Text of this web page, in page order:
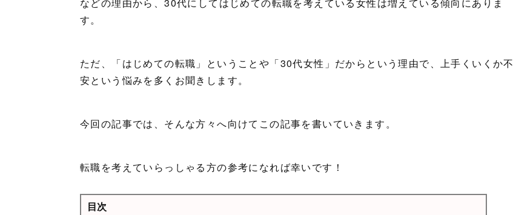
す。
ただ、「はじめての転職」ということや「30代女性」だからという理由で、上手くいくか不
安という悩みを多くお聞きします。
今回の記事では、そんな方々へ向けてこの記事を書いていきます。
転職を考えていらっしゃる方の参考になれば幸いです！